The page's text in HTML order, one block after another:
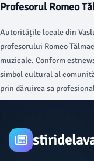
Profesorul Romeo
Autoritățile locale din
profesorului Romeo
muzicale. Conform
simbol cultural al
prin dăruirea sa